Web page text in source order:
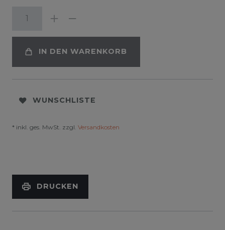
IN DEN WARENKORB
WUNSCHLISTE
* inkl. ges. MwSt. zzgl. Versandkosten
DRUCKEN